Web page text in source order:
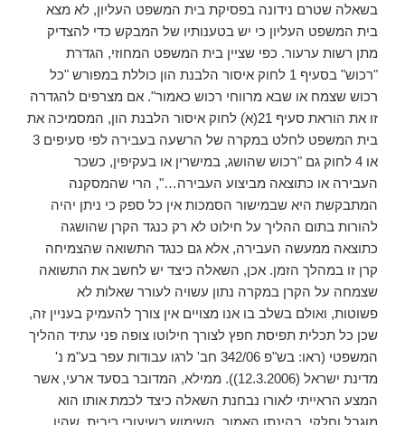
בשאלה שטרם נידונה בפסיקת בית המשפט העליון, לא מצא
בית המשפט העליון כי יש בטענותיו של המבקש כדי להצדיק
מתן רשות ערעור. כפי שציין בית המשפט המחוזי, הגדרת
"רכוש" בסעיף 1 לחוק איסור הלבנת הון כוללת במפורש "כל
רכוש שצמח או שבא מרווחי רכוש כאמור". אם מצרפים להגדרה
זו את הוראת סעיף 21(אׂ) לחוק איסור הלבנת הון, המסמיכה את
בית המשפט לחלט במקרה של הרשעה בעבירה לפי סעיפים 3
או 4 לחוק גם "רכוש שהושג, במישרין או בעקיפין, כשכר
העבירה או כתוצאה מביצוע העבירה…", הרי שהמסקנה
המתבקשת היא שבמישור הסמכות אין כל ספק כי ניתן יהיה
להורות בתום ההליך על חילוט לא רק כנגד הקרן שהושגה
כתוצאה ממעשה העבירה, אלא גם כנגד התשואה שהצמיחה
קרן זו במהלך הזמן. אכן, השאלה כיצד יש לחשב את התשואה
שצמחה על הקרן במקרה נתון עשויה לעורר שאלות לא
פשוטות, ואולם בשלב בו אנו מצויים אין צורך להעמיק בעניין זה,
שכן כל תכלית תפיסת חפץ לצורך חילוטו צופה פני עתיד ההליך
המשפטי (ראו: בש"פ 342/06 חב' לרגו עבודות עפר בע"מ נ'
מדינת ישראל (12.3.2006)). ממילא, המדובר בסעד ארעי, אשר
המצע הראייתי לאורו נבחנת השאלה כיצד לכמת אותו הוא
מוגבל וחלקי. בהינתן האמור, השימוש בשיעורי ריבית, שהיו